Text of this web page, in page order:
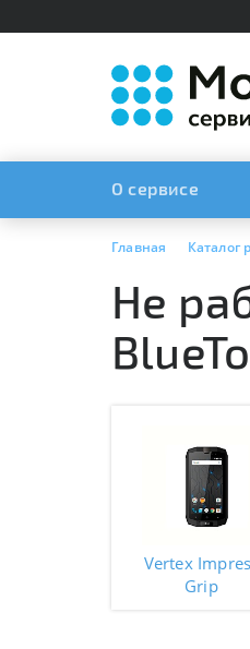
О сервисе
Главная Каталог
Не
Vertex
Grip